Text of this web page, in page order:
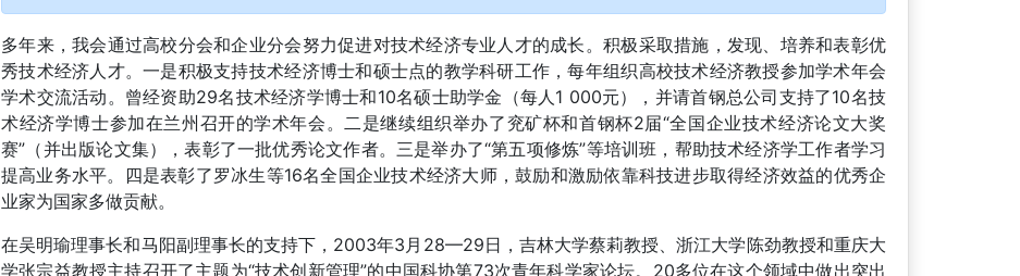
多年来，我会通过高校分会和企业分会努力促进对技术经济专业人才的成长。积极采取措施，发现、培养和表彰优
秀技术经济人才。一是积极支持技术经济博士和硕士点的教学科研工作，每年组织高校技术经济教授参加学术年会
学术交流活动。曾经资助29名技术经济学博士和10名硕士助学金（每人1 000元），并请首钢总公司支持了10名技
术经济学博士参加在兰州召开的学术年会。二是继续组织举办了兖矿杯和首钢杯2届“全国企业技术经济论文大奖
赛”（并出版论文集），表彰了一批优秀论文作者。三是举办了“第五项修炼”等培训班，帮助技术经济学工作者学习
提高业务水平。四是表彰了罗冰生等16名全国企业技术经济大师，鼓励和激励依靠科技进步取得经济效益的优秀企
业家为国家多做贡献。
在吴明瑜理事长和马阳副理事长的支持下，2003年3月28—29日，吉林大学蔡莉教授、浙江大学陈劲教授和重庆大
学张宗益教授主持召开了主题为“技术创新管理”的中国科协第73次青年科学家论坛。20多位在这个领域中做出突出